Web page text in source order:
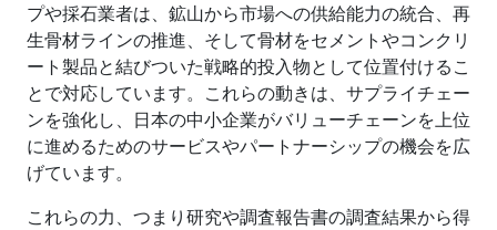
プや採石業者は、鉱山から市場への供給能力の統合、再
生骨材ラインの推進、そして骨材をセメントやコンクリ
ート製品と結びついた戦略的投入物として位置付けるこ
とで対応しています。これらの動きは、サプライチェー
ンを強化し、日本の中小企業がバリューチェーンを上位
に進めるためのサービスやパートナーシップの機会を広
げています。
これらの力、つまり研究や調査報告書の調査結果から得